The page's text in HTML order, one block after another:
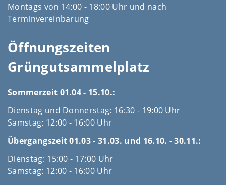
Montags von 14:00 - 18:00 Uhr und nach
Terminvereinbarung
Öffnungszeiten
Grüngutsammelplatz
Sommerzeit 01.04 - 15.10.:
Dienstag und Donnerstag: 16:30 - 19:00 Uhr
Samstag: 12:00 - 16:00 Uhr
Übergangszeit 01.03 - 31.03. und 16.10. - 30.11.:
Dienstag: 15:00 - 17:00 Uhr
Samstag: 12:00 - 16:00 Uhr